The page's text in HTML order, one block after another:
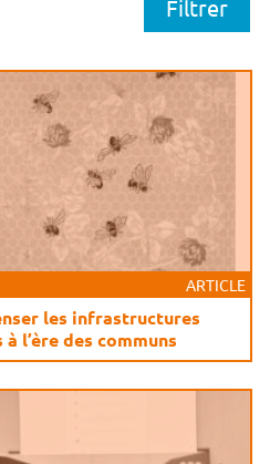
ARTICLE
les infrastructures
l’ère des communs